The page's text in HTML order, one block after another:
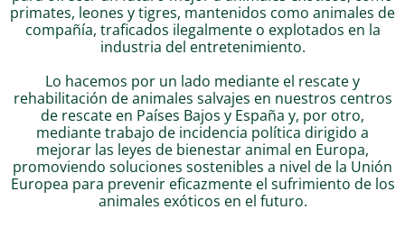
primates, leones y tigres, mantenidos como animales de
compañía, traficados ilegalmente o explotados en la
industria del entretenimiento.
Lo hacemos por un lado mediante el rescate y
rehabilitación de animales salvajes en nuestros centros
de rescate en Países Bajos y España y, por otro,
mediante trabajo de incidencia política dirigido a
mejorar las leyes de bienestar animal en Europa,
promoviendo soluciones sostenibles a nivel de la Unión
Europea para prevenir eficazmente el sufrimiento de los
animales exóticos en el futuro.